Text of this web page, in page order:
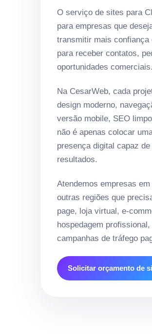
O serviço de sites para
para empresas que
transmitir mais
para receber contatos,
oportunidades comerciais.
Na CesarWeb, cada
design moderno,
versão mobile, SEO
não é apenas colocar
presença digital capaz
resultados.
Atendemos empresas
outras regiões que
page, loja virtual, e-
hospedagem
campanhas de tráfego
Solicitar orçamento de